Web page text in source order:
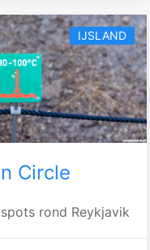
IJSLAND
Circle
rond Reykjavik